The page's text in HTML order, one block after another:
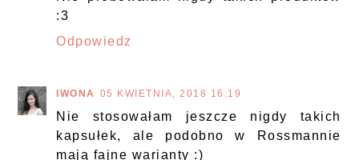
:3
Odpowiedz
IWONA 05 KWIETNIA, 2018 16:19
Nie stosowałam jeszcze nigdy takich
kapsułek, ale podobno w Rossmannie
mają fajne warianty :)